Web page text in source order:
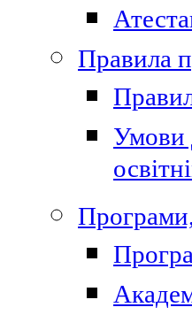
Правила
Умови